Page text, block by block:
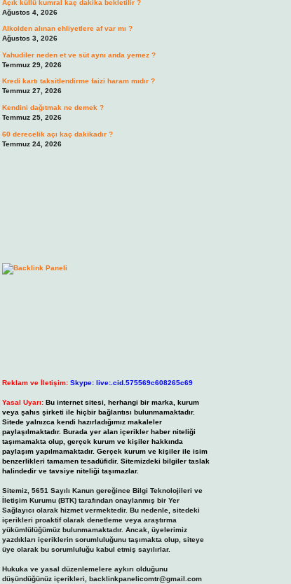
Açık küllü kumral kaç dakika bekletilir ?
Ağustos 4, 2026
Alkolden alınan ehliyetlere af var mı ?
Ağustos 3, 2026
Yahudiler neden et ve süt aynı anda yemez ?
Temmuz 29, 2026
Kredi kartı taksitlendirme faizi haram mıdır ?
Temmuz 27, 2026
Kendini dağıtmak ne demek ?
Temmuz 25, 2026
60 derecelik açı kaç dakikadır ?
Temmuz 24, 2026
Reklam ve İletişim: Skype: live:.cid.575569c608265c69
Yasal Uyarı: Bu internet sitesi, herhangi bir marka, kurum
veya şahıs şirketi ile hiçbir bağlantısı bulunmamaktadır.
Sitede yalnızca kendi hazırladığımız makaleler
paylaşılmaktadır. Burada yer alan içerikler haber niteliği
taşımamakta olup, gerçek kurum ve kişiler hakkında
paylaşım yapılmamaktadır. Gerçek kurum ve kişiler ile isim
benzerlikleri tamamen tesadüfidir. Sitemizdeki bilgiler taslak
halindedir ve tavsiye niteliği taşımazlar.
Sitemiz, 5651 Sayılı Kanun gereğince Bilgi Teknolojileri ve
İletişim Kurumu (BTK) tarafından onaylanmış bir Yer
Sağlayıcı olarak hizmet vermektedir. Bu nedenle, sitedeki
içerikleri proaktif olarak denetleme veya araştırma
yükümlülüğümüz bulunmamaktadır. Ancak, üyelerimiz
yazdıkları içeriklerin sorumluluğunu taşımakta olup, siteye
üye olarak bu sorumluluğu kabul etmiş sayılırlar.
Hukuka ve yasal düzenlemelere aykırı olduğunu
düşündüğünüz içerikleri, backlinkpanelicomtr@gmail.com